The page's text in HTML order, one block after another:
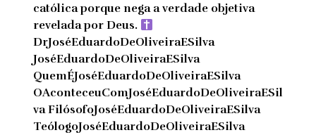
católica porque nega a verdade objetiva
revelada por Deus.
DrJoséEduardoDeOliveiraESilva
JoséEduardoDeOliveiraESilva
QuemÉJoséEduardoDeOliveiraESilva
OAconteceuComJoséEduardoDeOliveiraESil
va FilósofoJoséEduardoDeOliveiraESilva
TeólogoJoséEduardoDeOliveiraESilva